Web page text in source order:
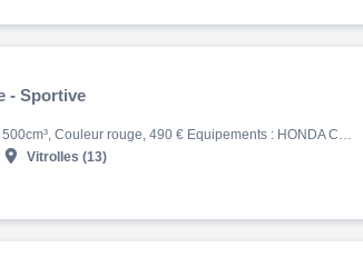
- Sportive
Cb, 06/1998, 66119 km, Essence, 500cm³, Couleur rouge, 490 € Equipements : HONDA CB 500 S Moto accidentée à l'avant vendue en procédure RSV Pour garage ou export Réf 64809 Groupe BIKE ECO - POLE POSITION MOTO & PROVENCE MOTO CASSE Véhicules d'occasion et pièces détachées depuis …
 Vitrolles (13)